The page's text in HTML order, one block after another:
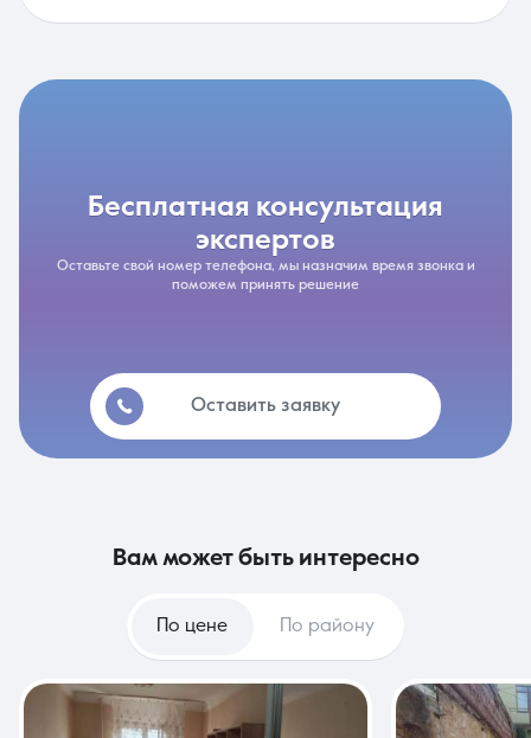
бесплатная консультация
экспертов
Оставьте свой номер телефона, мы назначим время звонка и
поможем принять решение
Оставить заявку
вам может быть интересно
По цене По району